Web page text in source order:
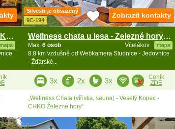
Chalupa Žďárské vrchy - Svratka - Křižánky
mapa
Silvestr je obsazený
9C-194
Wellness chata u lesa - Železné hory - Hlinsko
Včelákov mapa
Max. 6 osob
8.8 km vzdušně od Webkamera Studnice - Jedovnice
- Žďárské...
Zobrazit kontakty
3x 2x 3x
Ceník
ZDE
„Wellness Chata (vířivka, sauna) - Veselý Kopec -
CHKO Železné hory“